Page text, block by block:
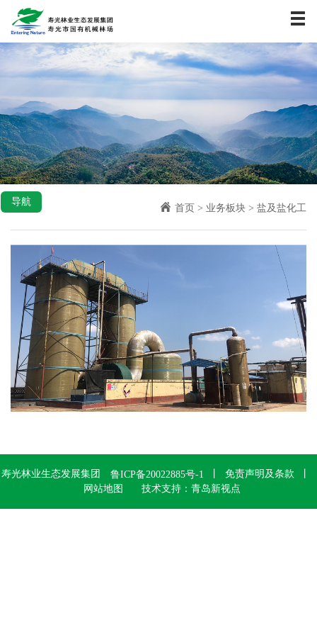
关于我们
资讯中心
业务板块
社会责任
企业文化
人力资源
导航
首页 > 业务板块 > 盐及盐化工
寿光林业生态发展集团 鲁ICP备20022885号-1
丨 免责声明及条款 丨
网站地图
技术支持：青岛新视点